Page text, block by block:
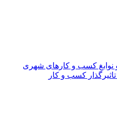
نوابغ کسب و کارهای شهری
کسب و کار